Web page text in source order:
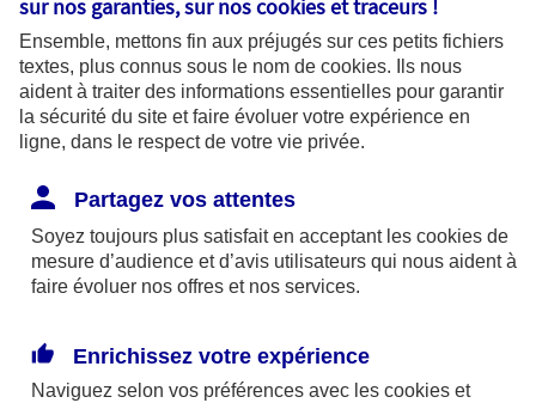
Coordonnées de l'Autorité de contrôle
prudentiel et de résolution (ACPR) : - 4
Place de Budapest - CS 92459 - 75436
Paris Cedex 09. Le détail des procédures de
recours et de réclamation et les
disponibles sur le site axa.fr.
AXA France IARD et AXA France Vie sont
mandataires exclusifs en opérations de
246 et n°13 005 764 (consultable
surwww.orias.fr)
sur nos garanties, sur noscookies et traceurs !
Ensemble, mettons fin aux préjugés sur ces petits fichiers
textes, plus connus sous le nom de cookies. Ils nous
aident à traiter des informations essentielles pour garantir
la sécurité du site et faire évoluer votre expérience en
ligne, dans le respect de votre vie privée.
Partagez vos attentes
Soyez toujours plus satisfait en acceptant les cookies de
mesure d’audience et d’avis utilisateurs qui nous aident à
faire évoluer nos offres et nos services.
Enrichissez votre expérience
Naviguez selon vos préférences avec les cookies et